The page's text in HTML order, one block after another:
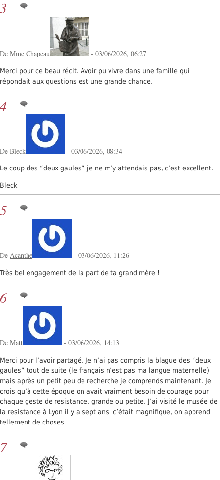
3
De Mme Chapeau - 03/06/2026, 06:27
Merci pour ce beau récit. Avoir pu vivre dans une famille qui
répondait aux questions est une grande chance.
4
De Bleck - 03/06/2026, 08:34
Le coup des “deux gaules” je ne m’y attendais pas, c’est excellent.
Bleck
5
De Acanthe - 03/06/2026, 11:26
Très bel engagement de la part de ta grand’mère !
6
De Matt - 03/06/2026, 14:13
Merci pour l’avoir partagé. Je n’ai pas compris la blague des “deux
gaules” tout de suite (le français n’est pas ma langue maternelle)
mais après un petit peu de recherche je comprends maintenant. Je
crois qu’à cette époque on avait vraiment besoin de courage pour
chaque geste de resistance, grande ou petite. J’ai visité le musée de
la resistance à Lyon il y a sept ans, c’était magnifique, on apprend
tellement de choses.
7